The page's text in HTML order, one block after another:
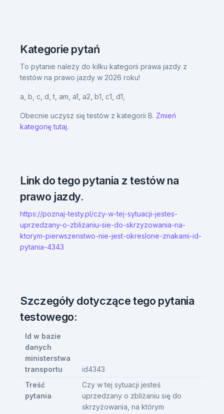
Kategorie pytań
To pytanie należy do kilku kategorii prawa jazdy z
testów na prawo jazdy w 2026 roku!
a, b, c, d,t, am, a1, a2, b1, c1, d1,
Obecnie uczysz się testów z kategorii B. Zmień
kategorię tutaj.
Link do tego pytania z testów na
prawo jazdy.
https://poznaj-testy.pl/czy-w-tej-sytuacji-jestes-
uprzedzany-o-zblizaniu-sie-do-skrzyzowania-na-
ktorym-pierwszenstwo-nie-jest-okreslone-znakami-id-
pytania-4343
Szczegóły dotyczące tego pytania
testowego:
Id w bazie
danych
ministerstwa
transportu
id4343
Treść
pytania
Czy w tej sytuacji jesteś
uprzedzany o zbliżaniu się do
skrzyżowania, na którym